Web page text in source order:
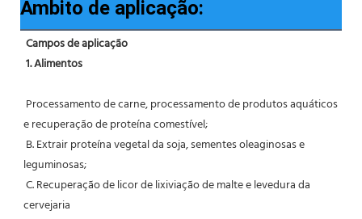
Âmbito de aplicação:
Campos de aplicação
1. Alimentos
e recuperação de proteína comestível;
leguminosas;
cervejaria